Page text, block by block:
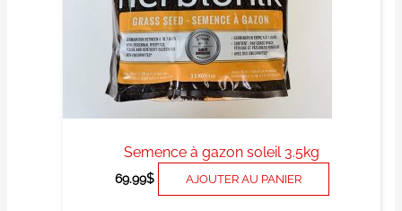
Semence à gazon soleil 3.5kg
69.99$ AJOUTER AU PANIER